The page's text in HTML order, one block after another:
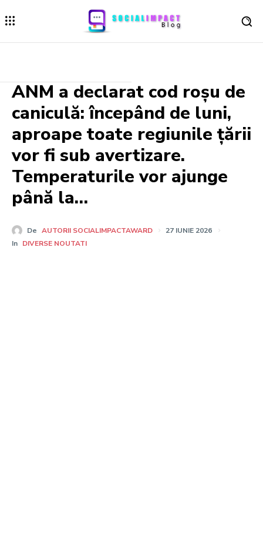
ANM a declarat cod roșu de
caniculă: începând de luni,
aproape toate regiunile țării
vor fi sub avertizare.
Temperaturile vor ajunge
până la…
De AUTORII SOCIALIMPACTAWARD
27 IUNIE 2026
In DIVERSE NOUTATI